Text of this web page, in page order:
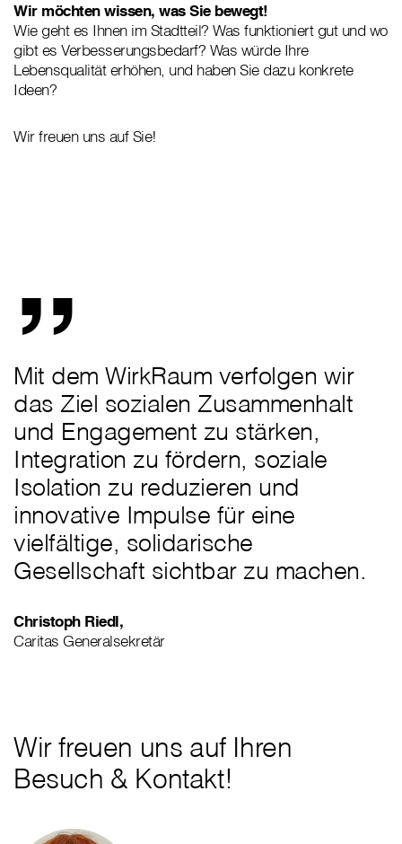
Wir möchten wissen, was Sie bewegt!
Wie geht es Ihnen im Stadtteil? Was funktioniert gut und wo
gibt es Verbesserungsbedarf? Was würde Ihre
Lebensqualität erhöhen, und haben Sie dazu konkrete
Ideen?
Wir freuen uns auf Sie!
„
Mit dem WirkRaum verfolgen wir
das Ziel sozialen Zusammenhalt
und Engagement zu stärken,
Integration zu fördern, soziale
Isolation zu reduzieren und
innovative Impulse für eine
vielfältige, solidarische
Gesellschaft sichtbar zu machen.
Christoph Riedl,
Caritas Generalsekretär
Wir freuen uns auf Ihren
Besuch & Kontakt!